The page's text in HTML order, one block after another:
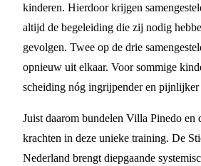
kinderen. Hierdoor krijgen
altijd de begeleiding die zij nodig
gevolgen. Twee op de drie
opnieuw uit elkaar. Voor sommige
scheiding nóg ingrijpender en pijnlijker
Juist daarom bundelen Villa Pinedo en
krachten in deze unieke training. De
Nederland brengt diepgaande